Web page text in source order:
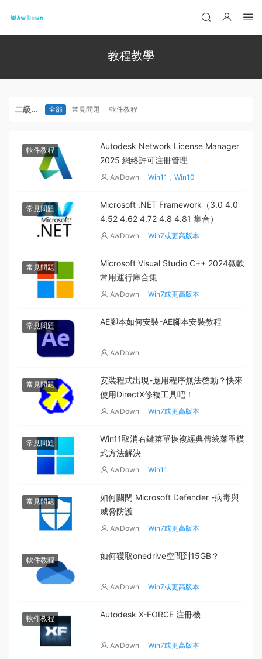
教程教學
二級分
全部 常見問題 軟件教程
Autodesk Network License Manager
2025 網絡許可注冊管理
軟件教程
AwDown Win11，Win10
Microsoft .NET Framework（3.0 4.0
4.52 4.62 4.72 4.8 4.81 集合）
常見問題
AwDown Win7或更高版本
Microsoft Visual Studio C++ 2024微軟
常用運行庫合集
常見問題
AwDown Win7或更高版本
AE腳本如何安裝-AE腳本安裝教程
常見問題
AwDown
安裝程式出現-應用程序無法啓動？快來
使用DirectX修複工具吧！
常見問題
AwDown Win7或更高版本
Win11取消右鍵菜單恢複經典傳統菜單模
式方法解決
常見問題
AwDown Win11
如何關閉 Microsoft Defender -病毒與
威脅防護
常見問題
AwDown Win7或更高版本
如何獲取onedrive空間到15GB？
軟件教程
AwDown Win7或更高版本
Autodesk X-FORCE 注冊機
軟件教程
AwDown Win7或更高版本